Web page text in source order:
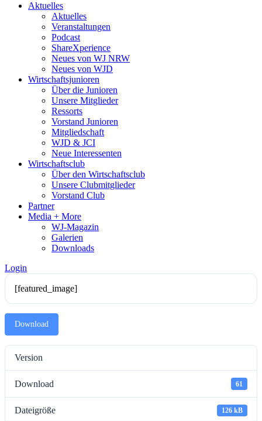
Aktuelles
Aktuelles
Veranstaltungen
Podcast
ShareXperience
Neues von WJ NRW
Neues von WJD
Wirtschaftsjunioren
Über die Junioren
Unsere Mitglieder
Ressorts
Vorstand Junioren
Mitgliedschaft
WJD & JCI
Neue Interessenten
Wirtschaftsclub
Über den Wirtschaftsclub
Unsere Clubmitglieder
Vorstand Club
Partner
Media + More
WJ-Magazin
Galerien
Downloads
Login
[featured_image]
Download
Version
Download 61
Dateigröße 126 kB